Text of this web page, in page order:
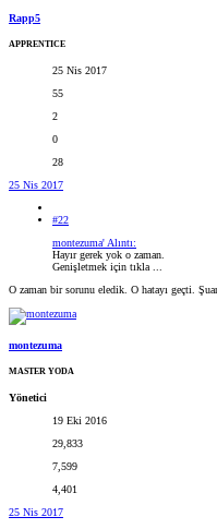
Rapp5
APPRENTICE
25 Nis 2017
55
2
0
28
25 Nis 2017
#22
montezuma' Alıntı:
Hayır gerek yok o zaman.
Genişletmek için tıkla ...
O zaman bir sorunu eledik. O hatayı geçti.
montezuma
MASTER YODA
Yönetici
19 Eki 2016
29,833
7,599
4,401
25 Nis 2017